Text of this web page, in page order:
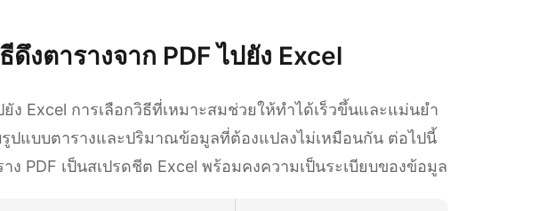
งตารางจาก PDF ไปยัง Excel
ยัง Excel การเลือกวิธีที่เหมาะสมช่วยให้ทำได้เร็วขึ้นและแม่นยำ
ปแบบตารางและปริมาณข้อมูลที่ต้องแปลงไม่เหมือนกัน ต่อไปนี้
ง PDF เป็นสเปรดชีต Excel พร้อมคงความเป็นระเบียบของข้อมูล